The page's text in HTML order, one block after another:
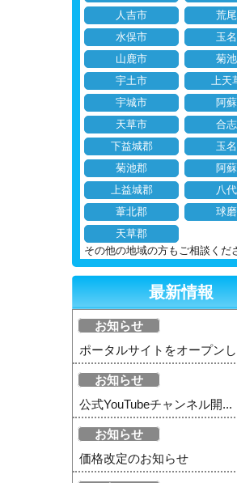
人吉市
荒
水俣市
玉
山鹿市
菊
宇土市
上天
宇城市
阿
天草市
合
下益城郡
玉
菊池郡
阿
上益城郡
八
葦北郡
球
天草郡
その他の地域の方もご相談くだ
最新情報
お知らせ
ポータルサイトをオープン
お知らせ
公式YouTubeチャンネル開...
お知らせ
価格改定のお知らせ